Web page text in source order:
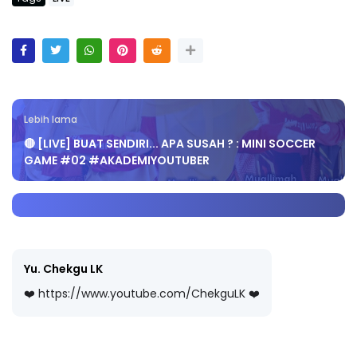
Lebih lama
🔴 [LIVE] BUAT SENDIRI... APA SUSAH ? : MINI SOCCER
GAME #02 #AKADEMIYOUTUBER
Yu. Chekgu LK
❤️ https://www.youtube.com/ChekguLK ❤️